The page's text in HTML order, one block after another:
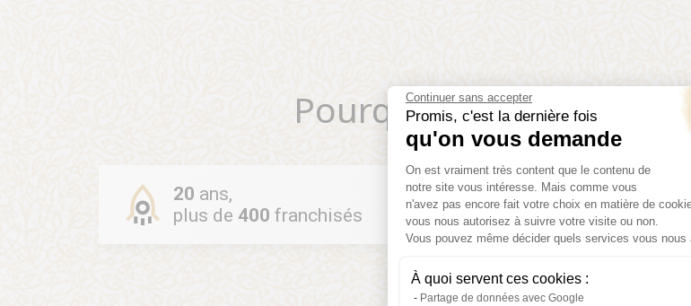
Continuer sans accepter
Promis, c'est la dernière fois
qu'on vous demande
Plateforme de Gestion du
On est vraiment très content que le contenu de
notre site vous intéresse. Mais comme vous
n'avez pas encore fait votre choix en matière de
vous nous autorisez à suivre votre visite ou non.
Vous pouvez même décider quels services vous nous
À quoi servent ces cookies :
Partage de données avec Google
Pourquoirejoindre
20 ans,
plus de 400 franchisés
98% de
réussite